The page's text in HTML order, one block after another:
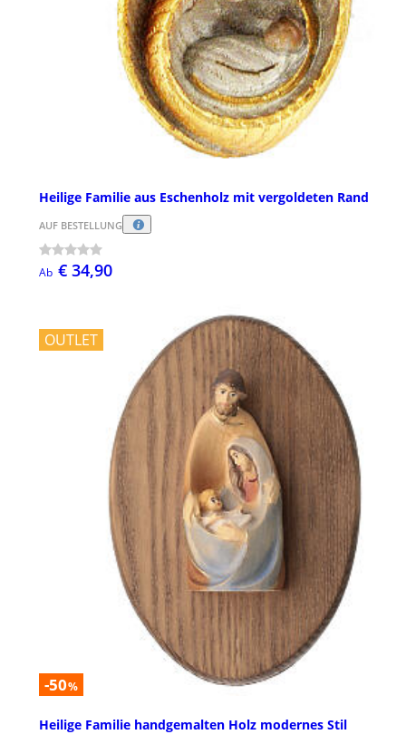
Heilige Familie aus Eschenholz mit vergoldeten Rand
AUF BESTELLUNG
Ab € 34,90
OUTLET
-50%
Heilige Familie handgemalten Holz modernes Stil